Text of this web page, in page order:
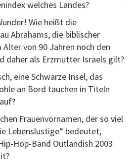
welches Landes?
Wie heißt die
Abrahams, die biblischer
von 90 Jahren noch den
daher als Erzmutter Israels gilt?
eine Schwarze Insel, das
an Bord tauchen in Titeln
Frauenvornamen, der so viel
Lebenslustige“ bedeutet,
Hop-Band Outlandish 2003